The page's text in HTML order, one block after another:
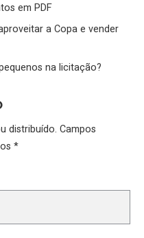
em PDF
a Copa e vender
na licitação?
distribuído. Campos
*